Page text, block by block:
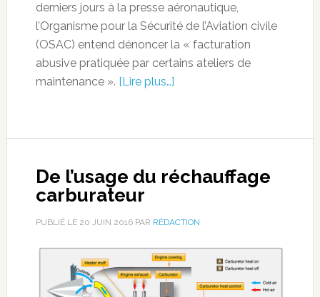
derniers jours à la presse aéronautique,
l’Organisme pour la Sécurité de l’Aviation civile
(OSAC) entend dénoncer la « facturation
abusive pratiquée par certains ateliers de
maintenance ». [Lire plus…]
De l’usage du réchauffage
carburateur
PUBLIÉ LE 20 JUIN 2016PAR RÉDACTION